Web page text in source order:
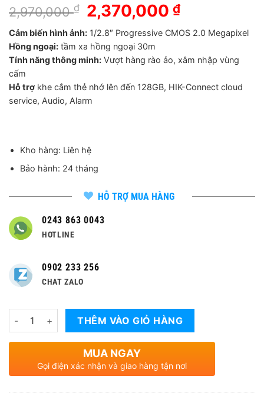
2,970,000₫
Giá
gốc
là:
2,970,000 ₫.
2,370,000₫Giá
tại
2,370,000
Cảm biến hình ảnh: 1/2.8″ Progressive CMOS 2.0 Megapixel
Hồng ngoại: tầm xa hồng ngoại 30m
Tính năng thông minh: Vượt hàng rào ảo, xâm nhập vùng
cấm
Hỗ trợ khe cắm thẻ nhớ lên đến 128GB, HIK-Connect cloud
service, Audio, Alarm
Kho hàng: Liên hệ
Bảo hành: 24 tháng
HỖ TRỢ MUA HÀNG
0243 863 0043
HOTLINE
0902 233 256
CHAT ZALO
Số lượng THÊM VÀO GIỎ HÀNG
MUA NGAY
Gọi điện xác nhận và giao hàng tận nơi